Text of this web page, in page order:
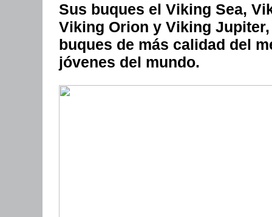
Sus buques el Viking Sea,
Viking Orion y Viking
buques de más calidad del
jóvenes del mundo.